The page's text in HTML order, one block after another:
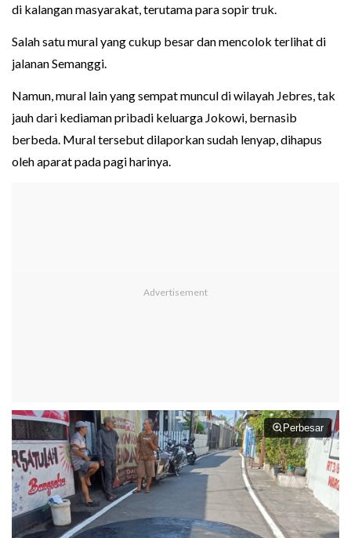
di kalangan masyarakat, terutama para sopir truk.
Salah satu mural yang cukup besar dan mencolok terlihat di
jalanan Semanggi.
Namun, mural lain yang sempat muncul di wilayah Jebres, tak
jauh dari kediaman pribadi keluarga Jokowi, bernasib
berbeda. Mural tersebut dilaporkan sudah lenyap, dihapus
oleh aparat pada pagi harinya.
Perbesar